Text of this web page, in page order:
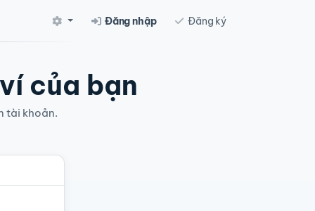
Đăng nhập Đăng ký
của bạn
tài khoản.